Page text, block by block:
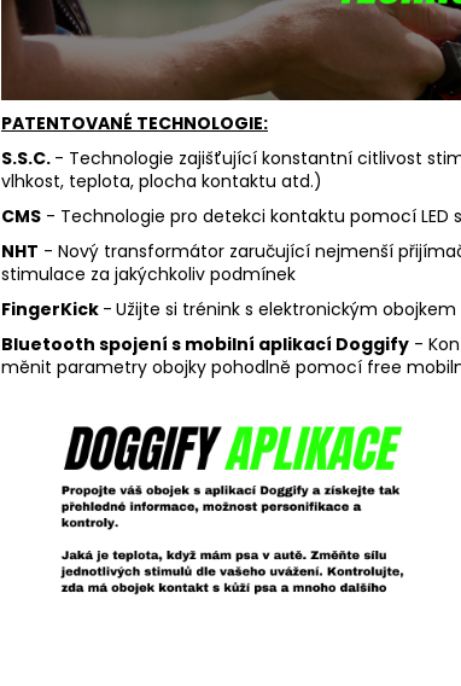
PATENTOVANÉ TECHNOLOGIE:
S.S.C. - Technologie zajišťující konstantní citlivost
vlhkost, teplota, plocha kontaktu atd.)
CMS - Technologie pro detekci kontaktu pomocí LED
NHT - Nový transformátor zaručující nejmenší
stimulace za jakýchkoliv podmínek
FingerKick - Užijte si trénink s elektronickým
Bluetooth spojení s mobilní aplikací Doggify -
měnit parametry obojky pohodlně pomocí free